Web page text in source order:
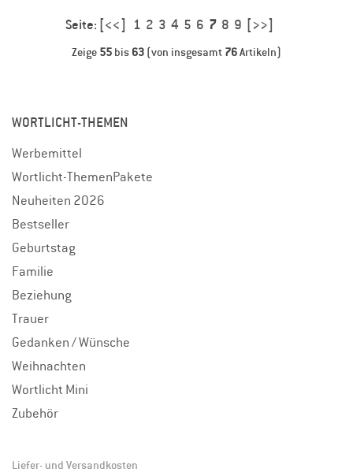
Seite: [<<] 1 2 3 4 5 6 7 8 9 [>>]
Zeige 55 bis 63 (von insgesamt 76Artikeln)
WORTLICHT-THEMEN
Werbemittel
Wortlicht-ThemenPakete
Neuheiten 2026
Bestseller
Geburtstag
Familie
Beziehung
Trauer
Gedanken / Wünsche
Weihnachten
Wortlicht Mini
Zubehör
Liefer- und Versandkosten